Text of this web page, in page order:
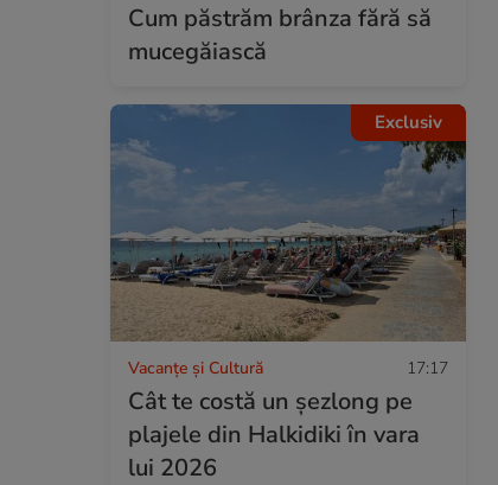
Cum păstrăm brânza fără să
mucegăiască
Exclusiv
Vacanțe și Cultură 17:17
Cât te costă un șezlong pe
plajele din Halkidiki în vara
lui 2026